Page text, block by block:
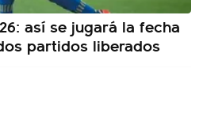
así se jugará la fecha
partidos liberados